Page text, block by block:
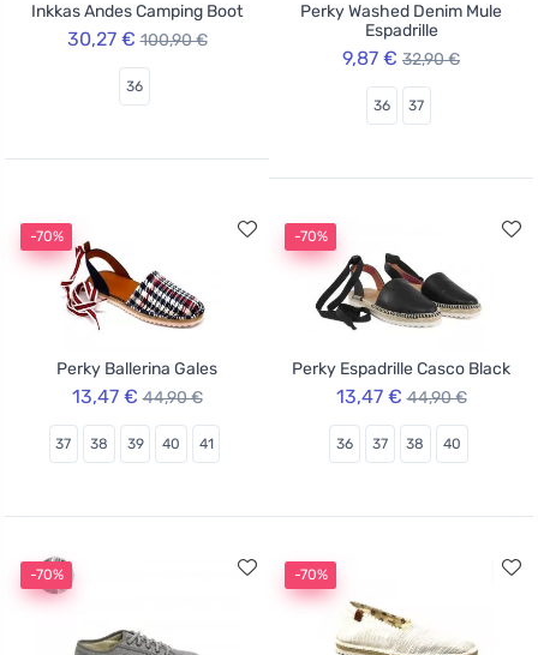
Inkkas Andes Camping Boot
30,27 € 100,90 €
36
Perky Washed Denim Mule
Espadrille
9,87 € 32,90 €
36 37
-70%
Perky Ballerina Gales
13,47 € 44,90 €
37 38 39 40 41
-70%
Perky Espadrille Casco Black
13,47 € 44,90 €
36 37 38 40
-70% -70%